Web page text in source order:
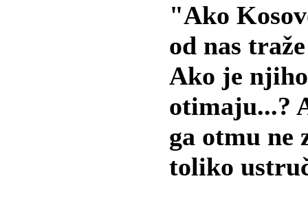
"Ako
od nas
Ako je
otimaju...?
ga otmu ne
toliko